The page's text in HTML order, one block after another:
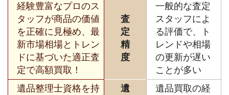
経験豊富なプロのス
タッフが商品の価値
を正確に見極め、最
新市場相場とトレン
ドに基づいた適正査
定で高額買取！
査
定
精
度
一般的な査定
スタッフによ
る評価で、ト
レンドや相場
の更新が遅い
ことが多い
遺品整理士資格を持
遺
遺品買取の経